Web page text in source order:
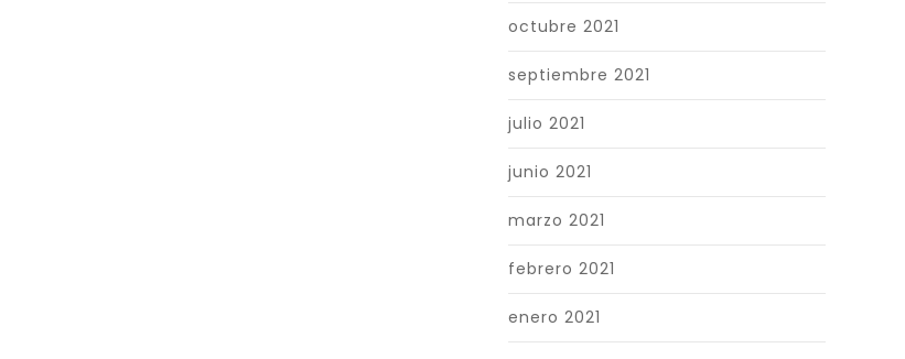
octubre 2021
septiembre 2021
julio 2021
junio 2021
marzo 2021
febrero 2021
enero 2021